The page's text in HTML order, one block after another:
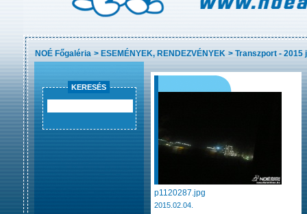
NOÉ Főgaléria >ESEMÉNYEK, RENDEZVÉNYEK >Transzport - 2015
KERESÉS
p1120287.jpg
2015.02.04.